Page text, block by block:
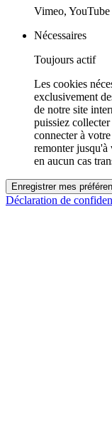
Vimeo, YouTube
Nécessaires
Toujours actif
Les cookies
exclusivement
de notre site
puissiez
connecter à
remonter jusqu'à
en aucun cas
Enregistrer mes
Déclaration de